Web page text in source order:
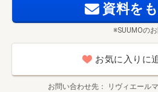
ハローデイ ハローパーク大手町店（徒
■小倉きふね病院（徒歩13分／約
■木町交番（徒歩4分／約300m）
資料を
※SUUMOの
お気に入りに
お問い合わせ先 リヴィエール